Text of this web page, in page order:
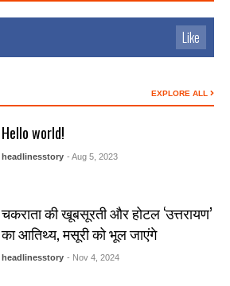
Like
EXPLORE ALL
Hello world!
headlinesstory - Aug 5, 2023
चकराता की खूबसूरती और होटल ‘उत्तरायण’
का आतिथ्य, मसूरी को भूल जाएंगे
headlinesstory - Nov 4, 2024